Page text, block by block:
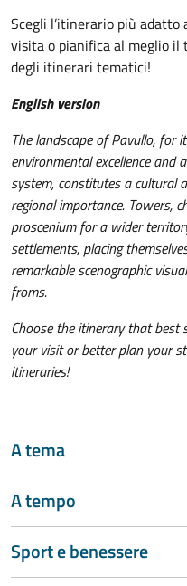
Scegli l’itinerario più
visita o pianifica al meglio il
degli itinerari tematici!
English version
The landscape of Pavullo, for
environmental excellence and
system, constitutes a cultural
regional importance. Towers,
proscenium for a wider
settlements, placing
remarkable scenographic
froms.
Choose the itinerary that
your visit or better plan your
itineraries!
A tema
A tempo
Sport e benessere